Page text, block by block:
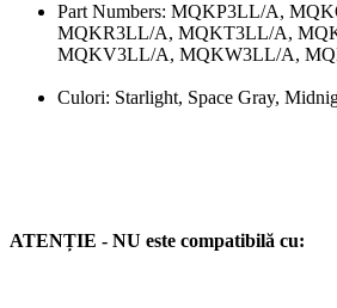
Part Numbers: MQKP3LL/A,
MQKR3LL/A, MQKT3LL/A,
MQKV3LL/A, MQKW3LL/A,
Culori: Starlight, Space Gray,
ATENȚIE - NU este compatibilă cu: